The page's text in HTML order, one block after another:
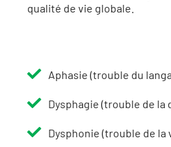
qualité de vie globale.
Aphasie (trouble du
Dysphagie (trouble de
Dysphonie (trouble de la